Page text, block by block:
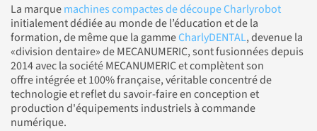
La marquemachines compactes de découpe Charlyrobot
initialement dédiée au monde de l’éducation et de la
formation, de même que la gammeCharlyDENTAL, devenue la
«division dentaire» de MECANUMERIC, sont fusionnées depuis
2014 avec la société MECANUMERIC et complètent son
offre intégrée et 100% française, véritable concentré de
technologie et reflet du savoir-faire en conception et
production d'équipements industriels à commande
numérique.